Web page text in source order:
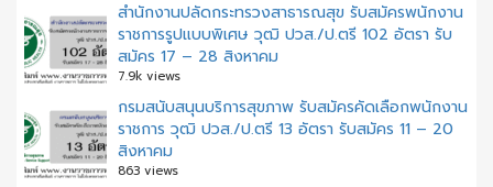
สำนักงานปลัดกระทรวงสาธารณสุข รับสมัครพนักงาน
ราชการรูปแบบพิเศษ วุฒิ ปวส./ป.ตรี 102 อัตรา รับ
สมัคร 17 – 28 สิงหาคม
7.9k views
กรมสนับสนุนบริการสุขภาพ รับสมัครคัดเลือกพนักงาน
ราชการ วุฒิ ปวส./ป.ตรี 13 อัตรา รับสมัคร 11 – 20
สิงหาคม
863 views